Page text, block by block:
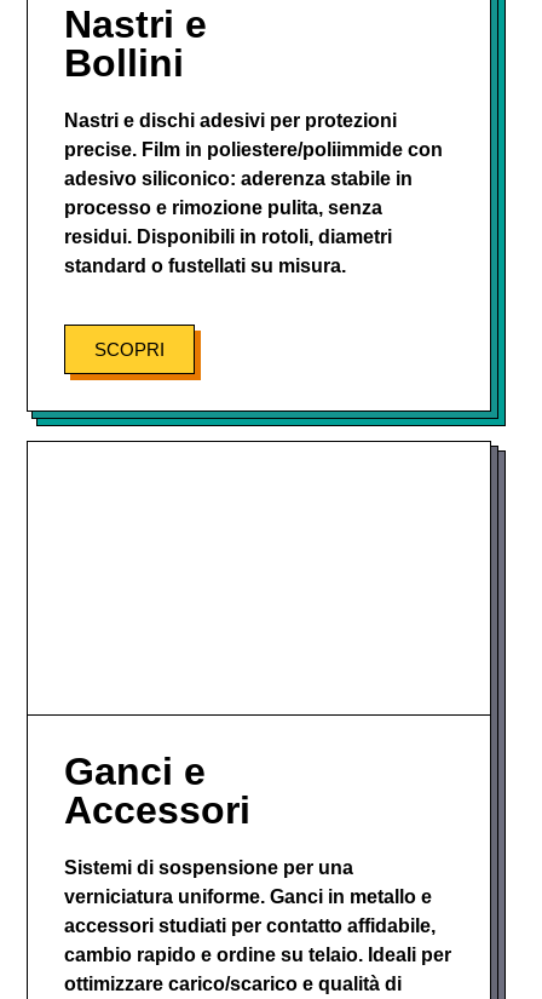
Nastri e
Bollini
Nastri e dischi adesivi per protezioni
precise. Film in poliestere/poliimmide con
adesivo siliconico: aderenza stabile in
processo e rimozione pulita, senza
residui. Disponibili in rotoli, diametri
standard o fustellati su misura.
SCOPRI
Ganci e
Accessori
Sistemi di sospensione per una
verniciatura uniforme. Ganci in metallo e
accessori studiati per contatto affidabile,
cambio rapido e ordine su telaio. Ideali per
ottimizzare carico/scarico e qualità di